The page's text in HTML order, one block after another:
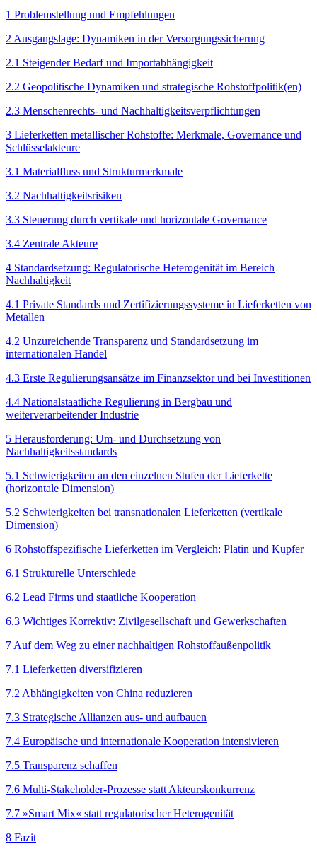
1 Problemstellung und Empfehlungen
2 Ausgangslage: Dynamiken in der Versorgungssicherung
2.1 Steigender Bedarf und Import­abhängigkeit
2.2 Geopolitische Dynamiken und strategische Rohstoffpolitik(en)
2.3 Menschenrechts- und Nachhaltigkeits­verpflichtungen
3 Lieferketten metallischer Roh­stoffe: Merkmale, Governance und
Schlüsselakteure
3.1 Materialfluss und Strukturmerkmale
3.2 Nachhaltigkeitsrisiken
3.3 Steuerung durch vertikale und horizontale Governance
3.4 Zentrale Akteure
4 Standardsetzung: Regulatorische Heterogenität im Bereich
Nachhaltigkeit
4.1 Private Standards und Zertifizierungs­systeme in Lieferketten von
Metallen
4.2 Unzureichende Transparenz und Standard­setzung im
internationalen Handel
4.3 Erste Regulierungsansätze im Finanz­sektor und bei Investitionen
4.4 Nationalstaatliche Regulierung in Berg­bau und
weiterverarbeitender Industrie
5 Herausforderung: Um‑ und Durchsetzung von
Nachhaltigkeitsstandards
5.1 Schwierigkeiten an den einzelnen Stufen der Lieferkette
(horizontale Dimension)
5.2 Schwierigkeiten bei transnationalen Lieferketten (vertikale
Dimension)
6 Rohstoffspezifische Lieferketten im Vergleich: Platin und Kupfer
6.1 Strukturelle Unterschiede
6.2 Lead Firms und staatliche Kooperation
6.3 Wichtiges Korrektiv: Zivilgesellschaft und Gewerkschaften
7 Auf dem Weg zu einer nach­haltigen Rohstoffaußenpolitik
7.1 Lieferketten diversifizieren
7.2 Abhängigkeiten von China reduzieren
7.3 Strategische Allianzen aus- und aufbauen
7.4 Europäische und internationale Kooperation intensivieren
7.5 Transparenz schaffen
7.6 Multi-Stakeholder-Prozesse statt Akteurskonkurrenz
7.7 »Smart Mix« statt regulatorischer Heterogenität
8 Fazit